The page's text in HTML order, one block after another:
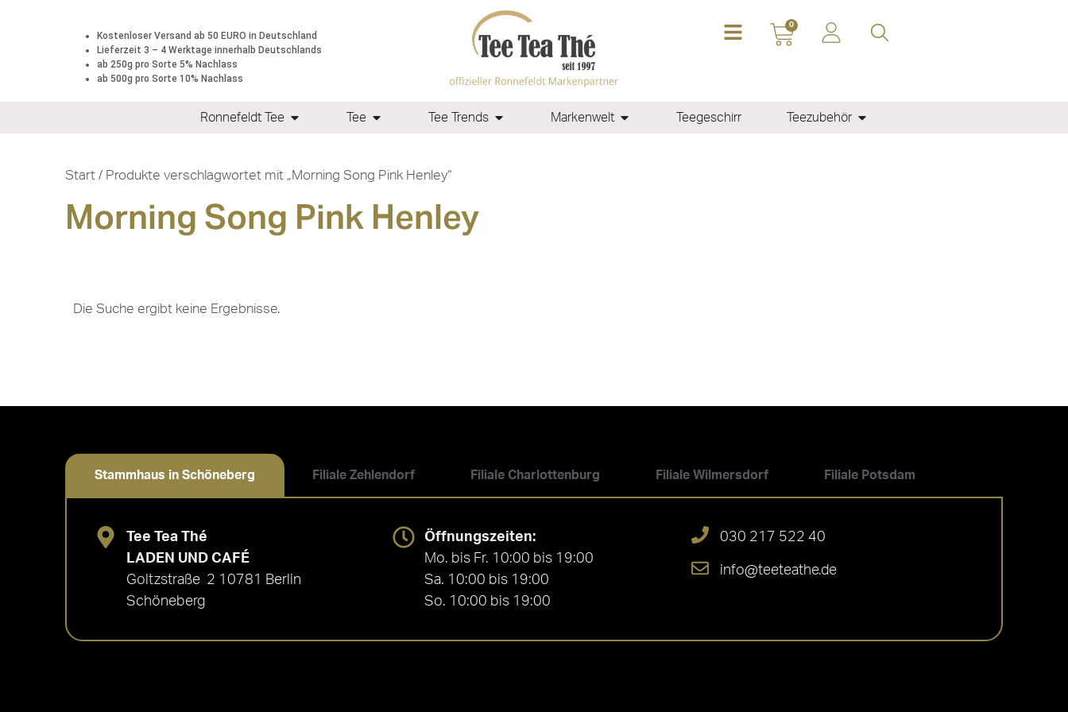
Kostenloser Versand ab 50 EURO in Deutschland
Lieferzeit 3 – 4 Werktage innerhalb Deutschlands
ab 250g pro Sorte 5% Nachlass
ab 500g pro Sorte 10% Nachlass
0
Ronnefeldt Tee Tee Tee Trends Markenwelt Teegeschirr Teezubehör
Start / Produkte verschlagwortet mit „Morning Song Pink Henley“
Morning Song Pink Henley
Die Suche ergibt keine Ergebnisse.
Stammhaus in Schöneberg Filiale Zehlendorf Filiale Charlottenburg Filiale Wilmersdorf Filiale Potsdam
Tee Tea Thé
LADEN UND CAFÉ
Goltzstraße 2 10781 Berlin
Schöneberg
Öffnungszeiten:
Mo. bis Fr. 10:00 bis 19:00
Sa. 10:00 bis 19:00
So. 10:00 bis 19:00
030 217 522 40
info@teeteathe.de